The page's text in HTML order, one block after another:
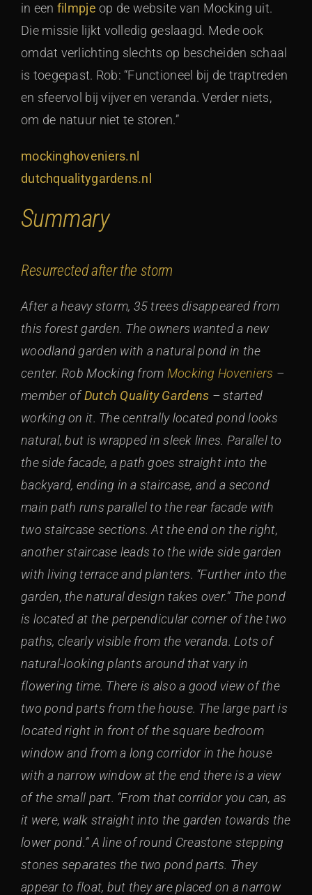
in een filmpje op de website van Mocking uit.
Die missie lijkt volledig geslaagd. Mede ook
omdat verlichting slechts op bescheiden schaal
is toegepast. Rob: “Functioneel bij de traptreden
en sfeervol bij vijver en veranda. Verder niets,
om de natuur niet te storen.”
mockinghoveniers.nl
dutchqualitygardens.nl
Summary
Resurrected after the storm
After a heavy storm, 35 trees disappeared from
this forest garden. The owners wanted a new
woodland garden with a natural pond in the
center. Rob Mocking from Mocking Hoveniers –
member ofDutch Quality Gardens – started
working on it. The centrally located pond looks
natural, but is wrapped in sleek lines. Parallel to
the side facade, a path goes straight into the
backyard, ending in a staircase, and a second
main path runs parallel to the rear facade with
two staircase sections. At the end on the right,
another staircase leads to the wide side garden
with living terrace and planters. “Further into the
garden, the natural design takes over.” The pond
is located at the perpendicular corner of the two
paths, clearly visible from the veranda. Lots of
natural-looking plants around that vary in
flowering time. There is also a good view of the
two pond parts from the house. The large part is
located right in front of the square bedroom
window and from a long corridor in the house
with a narrow window at the end there is a view
of the small part. “From that corridor you can, as
it were, walk straight into the garden towards the
lower pond.” A line of round Creastone stepping
stones separates the two pond parts. They
appear to float, but they are placed on a narrow